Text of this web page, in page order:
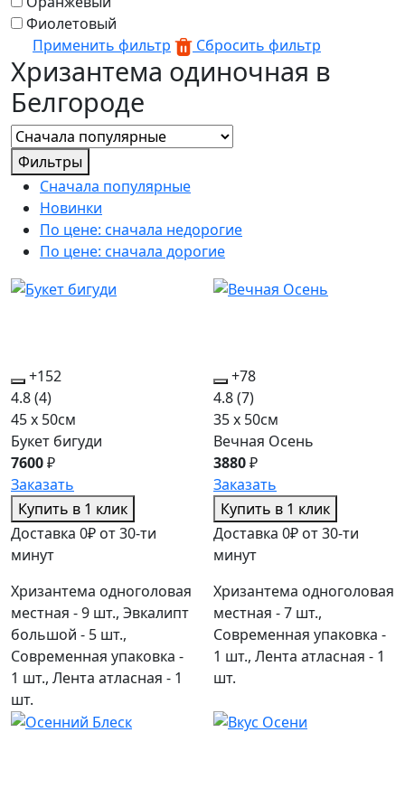
Фиолетовый
Применить фильтр
Сбросить фильтр
Хризантема одиночная в
Белгороде
Фильтры
Сначала популярные
Новинки
По цене: сначала недорогие
По цене: сначала дорогие
+152
4.8(4)
45 x 50см
Букет бигуди
7600₽
Заказать
Купить в 1 клик
Доставка 0₽ от 30-ти
минут
Хризантема одноголовая
местная - 9 шт., Эвкалипт
большой - 5 шт.,
Современная упаковка -
1 шт., Лента атласная - 1
шт.
+78
4.8(7)
35 x 50см
Вечная Осень
3880₽
Заказать
Купить в 1 клик
Доставка 0₽ от 30-ти
минут
Хризантема одноголовая
местная - 7 шт.,
Современная упаковка -
1 шт., Лента атласная - 1
шт.